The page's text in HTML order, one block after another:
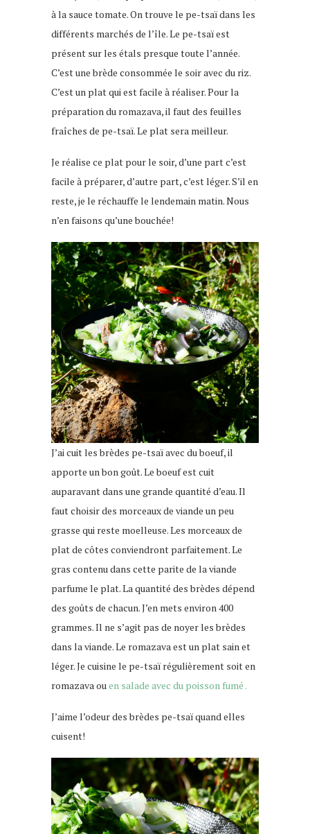
à la sauce tomate. On trouve le pe-tsaï dans les
différents marchés de l’île. Le pe-tsaï est
présent sur les étals presque toute l’année.
C’est une brède consommée le soir avec du riz.
C’est un plat qui est facile à réaliser. Pour la
préparation du romazava, il faut des feuilles
fraîches de pe-tsaï. Le plat sera meilleur.
Je réalise ce plat pour le soir, d’une part c’est
facile à préparer, d’autre part, c’est léger. S’il en
reste, je le réchauffe le lendemain matin. Nous
n’en faisons qu’une bouchée!
J’ai cuit les brèdes pe-tsaï avec du boeuf, il
apporte un bon goût. Le boeuf est cuit
auparavant dans une grande quantité d’eau. Il
faut choisir des morceaux de viande un peu
grasse qui reste moelleuse. Les morceaux de
plat de côtes conviendront parfaitement. Le
gras contenu dans cette parite de la viande
parfume le plat. La quantité des brèdes dépend
des goûts de chacun. J’en mets environ 400
grammes. Il ne s’agit pas de noyer les brèdes
dans la viande. Le romazava est un plat sain et
léger. Je cuisine le pe-tsaï régulièrement soit en
romazava ouen salade avec du poisson fumé .
J’aime l’odeur des brèdes pe-tsaï quand elles
cuisent!